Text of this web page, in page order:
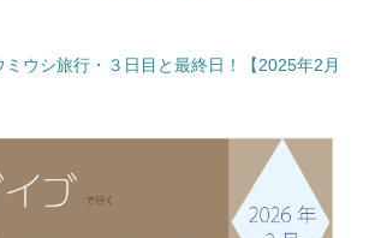
ウシ旅行・３日目と最終日！【2025年2月